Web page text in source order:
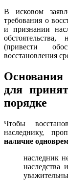
В исковом
требования о
и признании
(привести
восстановления
Основания
для
порядке
Чтобы
наследнику,
наличие
наследник
наследства